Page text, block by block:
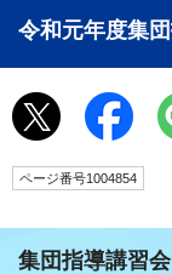
令和元年度集
ページ番号1004854
集団指導講習